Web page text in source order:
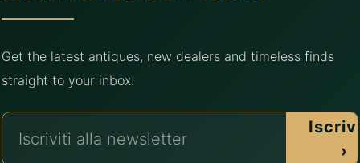
Get the latest antiques, new dealers and timeless finds
straight to your inbox.
›